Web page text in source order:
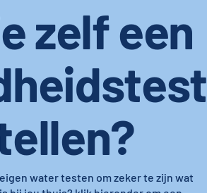
zelf een
water testen om zeker te zijn wat